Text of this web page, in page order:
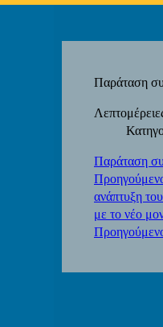
Παράταση
Παράταση
ανάπτυξη
με το νέο